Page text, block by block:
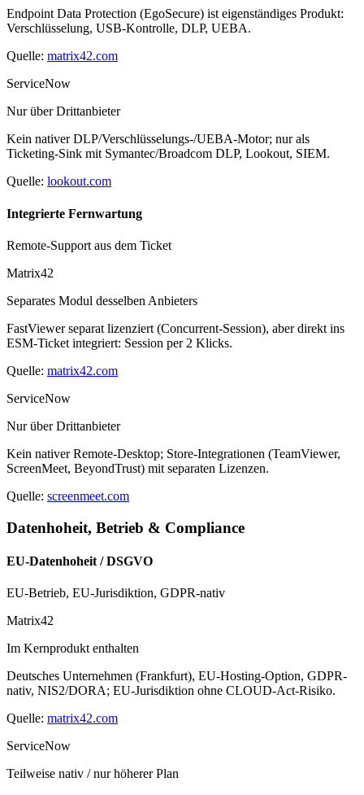
Endpoint Data Protection (EgoSecure) ist eigenständiges Produkt:
Verschlüsselung, USB-Kontrolle, DLP, UEBA.
Quelle: matrix42.com
ServiceNow
Nur über Drittanbieter
Kein nativer DLP/Verschlüsselungs-/UEBA-Motor; nur als
Ticketing-Sink mit Symantec/Broadcom DLP, Lookout, SIEM.
Quelle: lookout.com
Integrierte Fernwartung
Remote-Support aus dem Ticket
Matrix42
Separates Modul desselben Anbieters
FastViewer separat lizenziert (Concurrent-Session), aber direkt ins
ESM-Ticket integriert: Session per 2 Klicks.
Quelle: matrix42.com
ServiceNow
Nur über Drittanbieter
Kein nativer Remote-Desktop; Store-Integrationen (TeamViewer,
ScreenMeet, BeyondTrust) mit separaten Lizenzen.
Quelle: screenmeet.com
Datenhoheit, Betrieb & Compliance
EU-Datenhoheit / DSGVO
EU-Betrieb, EU-Jurisdiktion, GDPR-nativ
Matrix42
Im Kernprodukt enthalten
Deutsches Unternehmen (Frankfurt), EU-Hosting-Option, GDPR-
nativ, NIS2/DORA; EU-Jurisdiktion ohne CLOUD-Act-Risiko.
Quelle: matrix42.com
ServiceNow
Teilweise nativ / nur höherer Plan